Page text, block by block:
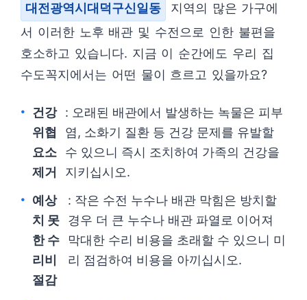
대전광역시대덕구신일동
지역의 많은 가구에
서 이러한 노후 배관 및 수전으로 인한 불편을
호소하고 있습니다. 지금 이 순간에도 우리 집
수도꼭지에서는 어떤 물이 흐르고 있을까요?
건강
위협
요소
제거
: 오래된 배관에서 발생하는 녹물은 피부
염, 소화기 질환 등 건강 문제를 유발할
수 있으니 즉시 조치하여 가족의 건강을
지키십시오.
예상
치 못
한 수
리비
절감
: 작은 수전 누수나 배관 막힘은 방치할
경우 더 큰 누수나 배관 파열로 이어져
막대한 수리 비용을 초래할 수 있으니 미
리 점검하여 비용을 아끼십시오.